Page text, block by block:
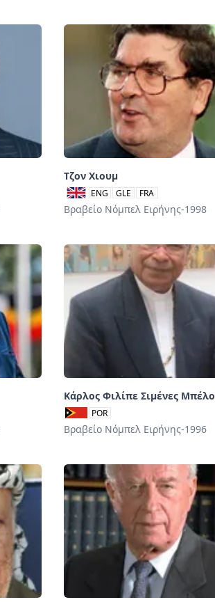
Τζον Χιουμ
ENG GLE FRA
Βραβείο Νόμπελ Ειρήνης-1998
Κάρλος Φιλίπε Σιμένες Μπέλο
POR
Βραβείο Νόμπελ Ειρήνης-1996